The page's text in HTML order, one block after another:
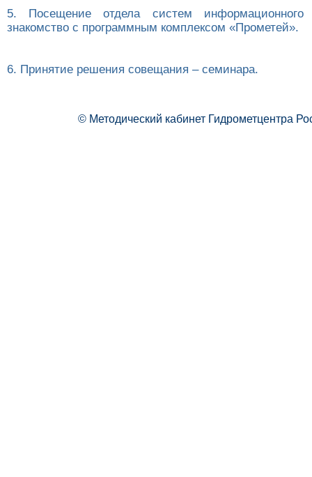
5. Посещение отдела систем информационного
знакомство с программным комплексом «Прометей».
6. Принятие решения совещания – семинара.
© Методический кабинет Гидрометцентра